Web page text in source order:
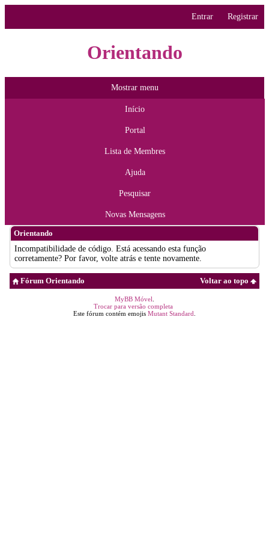
Entrar Registrar
Orientando
Mostrar menu
Início
Portal
Lista de Membres
Ajuda
Pesquisar
Novas Mensagens
Orientando
Incompatibilidade de código. Está acessando esta função
corretamente? Por favor, volte atrás e tente novamente.
Voltar ao topo
Fórum Orientando
MyBB Móvel
Trocar para versão completa
Este fórum contém emojis Mutant Standard